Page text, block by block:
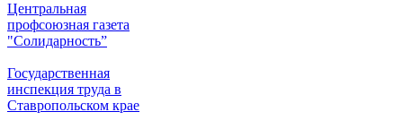
Центральная
профсоюзная газета
"Солидарность”
Государственная
инспекция труда в
Ставропольском крае